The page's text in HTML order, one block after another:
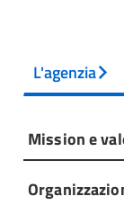
L'agenzia
Mission e